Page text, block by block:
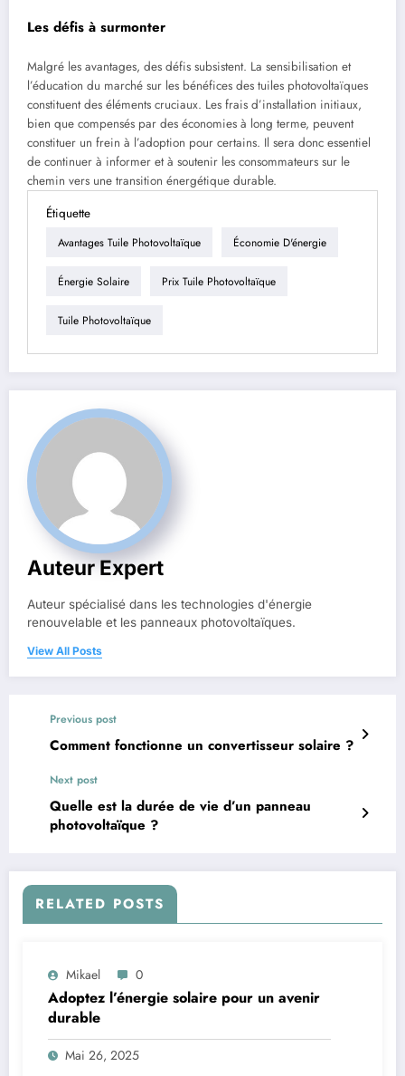
Les défis à surmonter
Malgré les avantages, des défis subsistent. La sensibilisation et
l’éducation du marché sur les bénéfices des tuiles photovoltaïques
constituent des éléments cruciaux. Les frais d’installation initiaux,
bien que compensés par des économies à long terme, peuvent
constituer un frein à l’adoption pour certains. Il sera donc essentiel
de continuer à informer et à soutenir les consommateurs sur le
chemin vers une transition énergétique durable.
Étiquette
Avantages Tuile Photovoltaïque Économie D'énergie
Énergie Solaire Prix Tuile Photovoltaïque
Tuile Photovoltaïque
Auteur Expert
Auteur spécialisé dans les technologies d'énergie
renouvelable et les panneaux photovoltaïques.
View All Posts
Previous post
Comment fonctionne un convertisseur solaire ?
Next post
Quelle est la durée de vie d’un panneau
photovoltaïque ?
RELATED POSTS
Mikael 0
Adoptez l’énergie solaire pour un avenir
durable
Mai 26, 2025